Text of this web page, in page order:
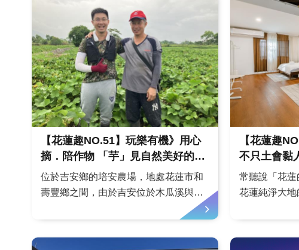
都蘊含著花蓮獨特的文化底蘊，是傳遞
祝福、分享在地好味的最佳選擇。文／
蘇于雯 圖／編輯室峽谷深處的靜謐天堂
｜太魯閣晶英限定...
結山海、土
海食山海由
子共同創立，
人因同是13
【花蓮趣NO.51】玩樂有機》用心
摘．陪作物 「芋」見自然美好的培
安農場
位於吉安鄉的培安農場，地處花蓮市和
壽豐鄉之間，由於吉安位於木瓜溪與吉
安溪的沖積扇，土壤肥沃，高達85%面
積屬於耕地，生產稻米、甘藷、南瓜、
玉米、韭菜、芋頭、龍鬚菜等蔬果，吉
【花蓮趣
常聽說「花
花蓮純淨大
駐，更是指
度，使得許
舒適，而通